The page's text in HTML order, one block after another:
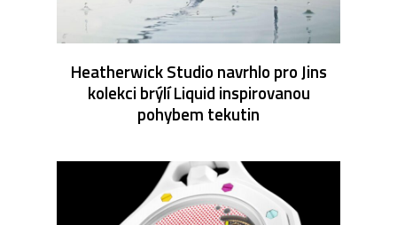
Heatherwick Studio navrhlo pro Jins
kolekci brýlí Liquid inspirovanou
pohybem tekutin